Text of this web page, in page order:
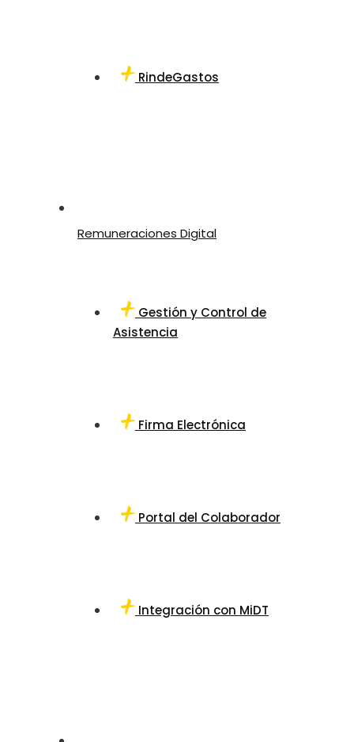
RindeGastos
Remuneraciones Digital
Gestión y Control de
Asistencia
Firma Electrónica
Portal del Colaborador
Integración con MiDT